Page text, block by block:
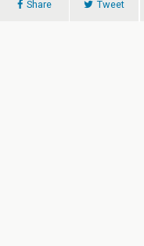
Share Tweet